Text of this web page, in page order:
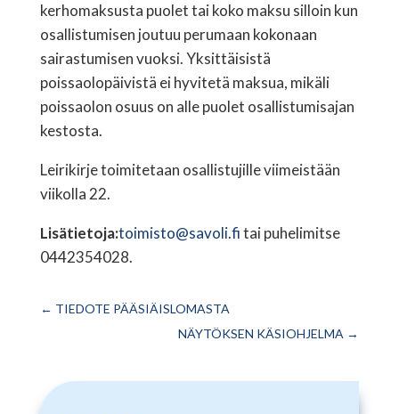
kerhomaksusta puolet tai koko maksu silloin kun
osallistumisen joutuu perumaan kokonaan
sairastumisen vuoksi. Yksittäisistä
poissaolopäivistä ei hyvitetä maksua, mikäli
poissaolon osuus on alle puolet osallistumisajan
kestosta.
​Leirikirje toimitetaan osallistujille viimeistään
viikolla 22.
Lisätietoja:toimisto@savoli.fitai puhelimitse
0442354028.
← TIEDOTE PÄÄSIÄISLOMASTA
NÄYTÖKSEN KÄSIOHJELMA →